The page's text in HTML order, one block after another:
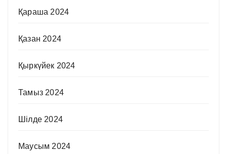
Қараша 2024
Қазан 2024
Қыркүйек 2024
Тамыз 2024
Шілде 2024
Маусым 2024